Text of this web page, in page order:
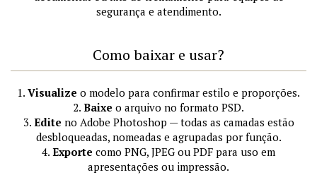
segurança e atendimento.
Como baixar e usar?
1. Visualize o modelo para confirmar estilo e proporções.
2. Baixe o arquivo no formato PSD.
3. Edite no Adobe Photoshop — todas as camadas estão
desbloqueadas, nomeadas e agrupadas por função.
4. Exporte como PNG, JPEG ou PDF para uso em
apresentações ou impressão.